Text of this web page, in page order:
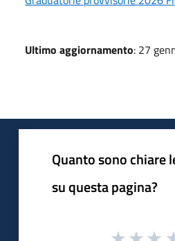
Ultimo aggiornamento: 27
Quanto sono chiare
su questa pagina?